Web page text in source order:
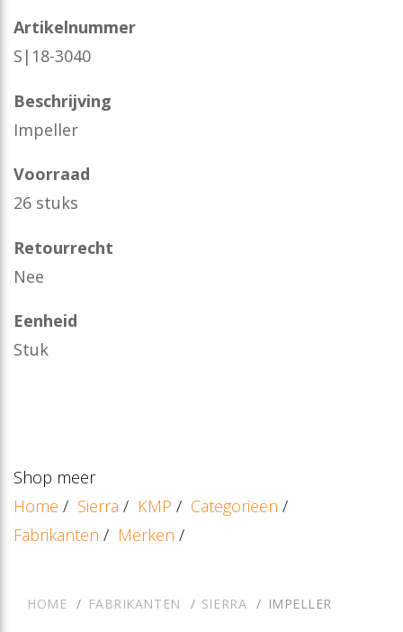
Artikelnummer
S|18-3040
Beschrijving
Impeller
Voorraad
26 stuks
Retourrecht
Nee
Eenheid
Stuk
Shop meer
Home / Sierra / KMP / Categorieën /
Fabrikanten / Merken /
HOME FABRIKANTEN SIERRA IMPELLER